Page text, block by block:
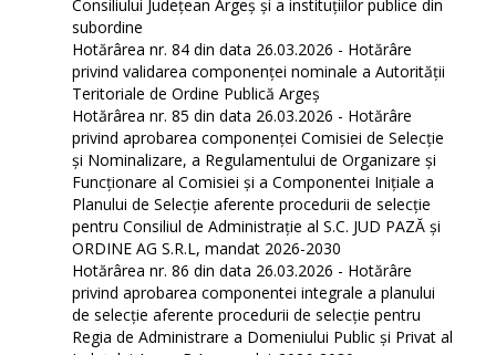
Consiliului Județean Argeș și a instituțiilor publice din
subordine
Hotărârea nr. 84 din data 26.03.2026 - Hotărâre
privind validarea componenței nominale a Autorității
Teritoriale de Ordine Publică Argeș
Hotărârea nr. 85 din data 26.03.2026 - Hotărâre
privind aprobarea componenței Comisiei de Selecție
și Nominalizare, a Regulamentului de Organizare și
Funcționare al Comisiei și a Componentei Inițiale a
Planului de Selecție aferente procedurii de selecție
pentru Consiliul de Administrație al S.C. JUD PAZĂ și
ORDINE AG S.R.L, mandat 2026-2030
Hotărârea nr. 86 din data 26.03.2026 - Hotărâre
privind aprobarea componentei integrale a planului
de selecție aferente procedurii de selecție pentru
Regia de Administrare a Domeniului Public şi Privat al